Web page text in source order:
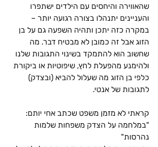
שהאווירה והיחסים עם הילדים ישתפרו
והעניינים יתנהלו בצורה רגועה יותר –
במקרה כזה יתכן ותהיה השפעה גם על בן
הזוג אבל זה כמובן לא מבטיח דבר. מה
שחשוב הוא להתמקד בשינוי התגובות שלנו
ולהימנע מהפעלת לחץ, שיפוטיות או ביקורת
כלפי בן הזוג מה שעלול להביא (ובצדק)
לתגובות של אנטי.
קראתי לא מזמן משפט שכתב אחי יותם:
"במלחמה על הצדק משפחות שלמות
נהרסות"